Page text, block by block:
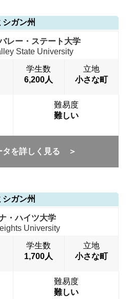
シガン州
レー・ステート大学
State University
学生数
6,200人
立地
小さな町
難易度
難しい
タを詳しく見る ＞
シガン州
・ハイツ大学
University
学生数
1,700人
立地
小さな町
難易度
難しい